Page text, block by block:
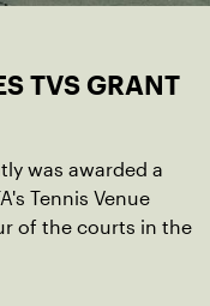
TVS GRANT
was awarded a
Tennis Venue
of the courts in the